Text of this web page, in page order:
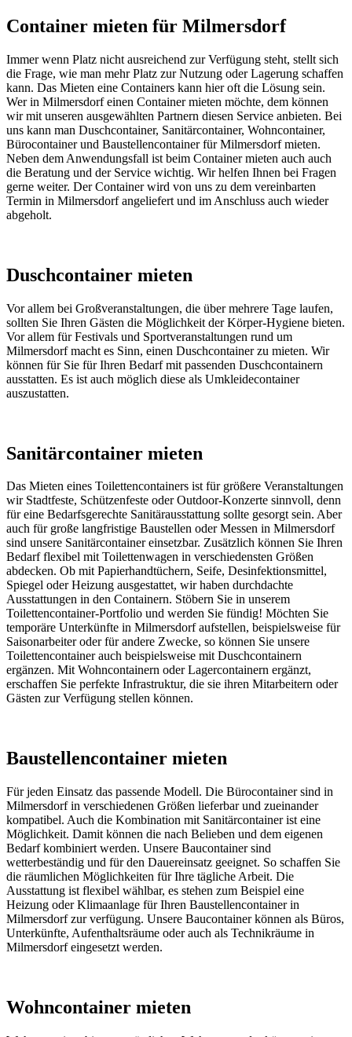
Container mieten für Milmersdorf
Immer wenn Platz nicht ausreichend zur Verfügung steht, stellt sich
die Frage, wie man mehr Platz zur Nutzung oder Lagerung schaffen
kann. Das Mieten eine Containers kann hier oft die Lösung sein.
Wer in Milmersdorf einen Container mieten möchte, dem können
wir mit unseren ausgewählten Partnern diesen Service anbieten. Bei
uns kann man Duschcontainer, Sanitärcontainer, Wohncontainer,
Bürocontainer und Baustellencontainer für Milmersdorf mieten.
Neben dem Anwendungsfall ist beim Container mieten auch auch
die Beratung und der Service wichtig. Wir helfen Ihnen bei Fragen
gerne weiter. Der Container wird von uns zu dem vereinbarten
Termin in Milmersdorf angeliefert und im Anschluss auch wieder
abgeholt.
Duschcontainer mieten
Vor allem bei Großveranstaltungen, die über mehrere Tage laufen,
sollten Sie Ihren Gästen die Möglichkeit der Körper-Hygiene bieten.
Vor allem für Festivals und Sportveranstaltungen rund um
Milmersdorf macht es Sinn, einen Duschcontainer zu mieten. Wir
können für Sie für Ihren Bedarf mit passenden Duschcontainern
ausstatten. Es ist auch möglich diese als Umkleidecontainer
auszustatten.
Sanitärcontainer mieten
Das Mieten eines Toilettencontainers ist für größere Veranstaltungen
wir Stadtfeste, Schützenfeste oder Outdoor-Konzerte sinnvoll, denn
für eine Bedarfsgerechte Sanitärausstattung sollte gesorgt sein. Aber
auch für große langfristige Baustellen oder Messen in Milmersdorf
sind unsere Sanitärcontainer einsetzbar. Zusätzlich können Sie Ihren
Bedarf flexibel mit Toilettenwagen in verschiedensten Größen
abdecken. Ob mit Papierhandtüchern, Seife, Desinfektionsmittel,
Spiegel oder Heizung ausgestattet, wir haben durchdachte
Ausstattungen in den Containern. Stöbern Sie in unserem
Toilettencontainer-Portfolio und werden Sie fündig! Möchten Sie
temporäre Unterkünfte in Milmersdorf aufstellen, beispielsweise für
Saisonarbeiter oder für andere Zwecke, so können Sie unsere
Toilettencontainer auch beispielsweise mit Duschcontainern
ergänzen. Mit Wohncontainern oder Lagercontainern ergänzt,
erschaffen Sie perfekte Infrastruktur, die sie ihren Mitarbeitern oder
Gästen zur Verfügung stellen können.
Baustellencontainer mieten
Für jeden Einsatz das passende Modell. Die Bürocontainer sind in
Milmersdorf in verschiedenen Größen lieferbar und zueinander
kompatibel. Auch die Kombination mit Sanitärcontainer ist eine
Möglichkeit. Damit können die nach Belieben und dem eigenen
Bedarf kombiniert werden. Unsere Baucontainer sind
wetterbeständig und für den Dauereinsatz geeignet. So schaffen Sie
die räumlichen Möglichkeiten für Ihre tägliche Arbeit. Die
Ausstattung ist flexibel wählbar, es stehen zum Beispiel eine
Heizung oder Klimaanlage für Ihren Baustellencontainer in
Milmersdorf zur verfügung. Unsere Baucontainer können als Büros,
Unterkünfte, Aufenthaltsräume oder auch als Technikräume in
Milmersdorf eingesetzt werden.
Wohncontainer mieten